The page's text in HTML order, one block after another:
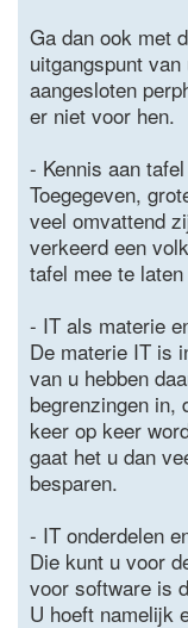
Ga dan ook met
uitgangspunt
aangesloten
er niet voor hen.
- Kennis aan tafel
Toegegeven,
veel omvattend
verkeerd een
tafel mee te
- IT als materie
De materie IT is
van u hebben
begrenzingen in,
keer op keer
gaat het u dan
besparen.
- IT onderdelen
Die kunt u voor
voor software is
U hoeft namelijk